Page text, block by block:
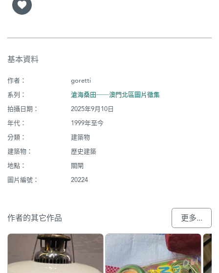
市
基本資料
作者：
goretti
系列：
滄海桑田──澳門北區圖片徵集
拍攝日期：
2025年9月10日
年代：
1999年至今
分類：
建築物
建築物：
歷史建築
地點：
關閘
圖片編號：
20224
作者的其它作品 更多...